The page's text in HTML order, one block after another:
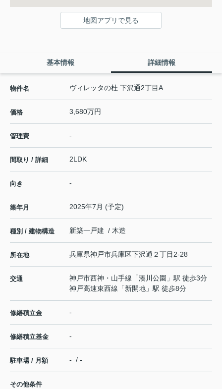
地図アプリで見る
基本情報 詳細情報
物件名 ヴィレッタの杜 下沢通2丁目A
価格 3,680万円
管理費 -
間取り / 詳細 2LDK
向き -
築年月 2025年7月 (予定)
種別 / 建物構造 新築一戸建 / 木造
所在地 兵庫県神戸市兵庫区下沢通 ２丁目2-28
交通 神戸市西神・山手線 「湊川公園 」駅 徒歩3分
神戸高速東西線 「新開地 」駅 徒歩8分
修繕積立金 -
修繕積立基金 -
駐車場 / 月額 - / -
その他条件